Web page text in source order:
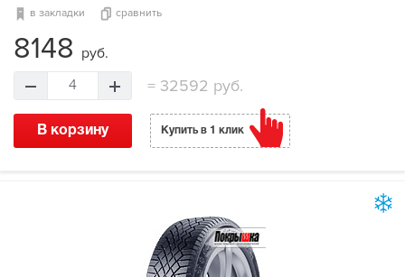
в закладки сравнить
8148 руб.
4 =32592 руб.
В корзину Купить в 1 клик